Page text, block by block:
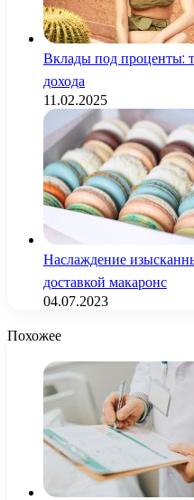
Вклады под проценты:
дохода
11.02.2025
Наслаждение
доставкой макаронс
04.07.2023
Похожее